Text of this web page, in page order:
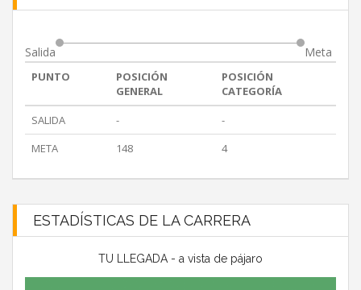
Salida Meta
PUNTO
POSICIÓN
GENERAL
POSICIÓN
CATEGORÍA
SALIDA
-
-
META
148 4
ESTADÍSTICAS DE LA CARRERA
TU LLEGADA - a vista de pájaro